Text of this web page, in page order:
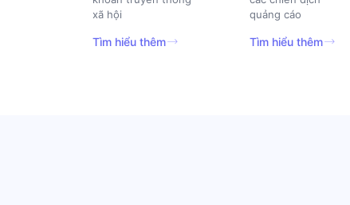
xã hội
Tìm hiểu thêm
quảng cáo
Tìm hiểu thêm